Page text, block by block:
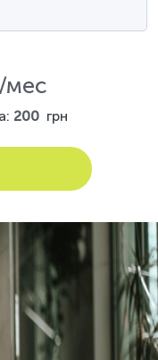
мес
200 грн